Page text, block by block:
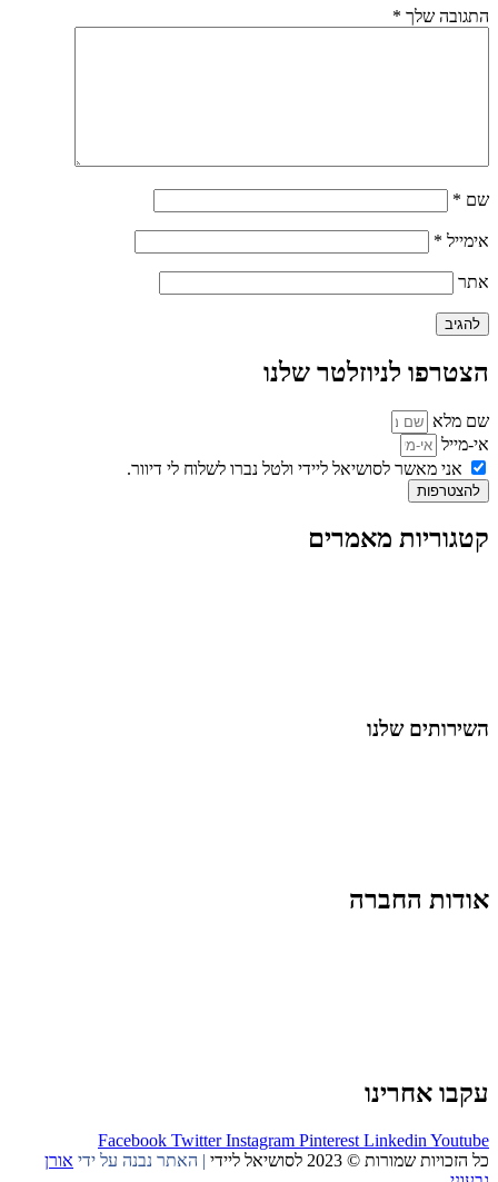
התגובה שלך *
שם *
אימייל *
אתר
הצטרפו לניוזלטר שלנו
שם מלא
אי-מייל
אני מאשר לסושיאל ליידי ולטל נברו לשלוח לי דיוור.
להצטרפות
קטגוריות מאמרים
השירותים שלנו
אודות החברה
עקבו אחרינו
Facebook Twitter Instagram Pinterest Linkedin Youtube
כל הזכויות שמורות © 2023 לסושיאל ליידי
| האתר נבנה על ידי אורן